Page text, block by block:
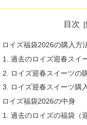
目次
ロイズ福袋2026の購入方
過去のロイズ迎春スイ
ロイズ迎春スイーツの
ロイズ迎春スイーツ購
ロイズ福袋2026の中身
過去のロイズの福袋（